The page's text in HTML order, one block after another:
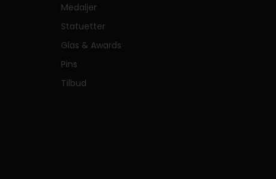
Medaljer
Statuetter
Glas & Awards
Pins
Tilbud